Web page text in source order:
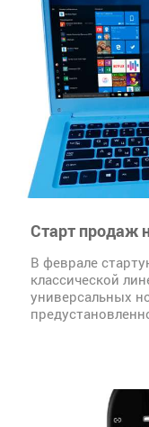
Старт продаж
В феврале
классической
универсальных